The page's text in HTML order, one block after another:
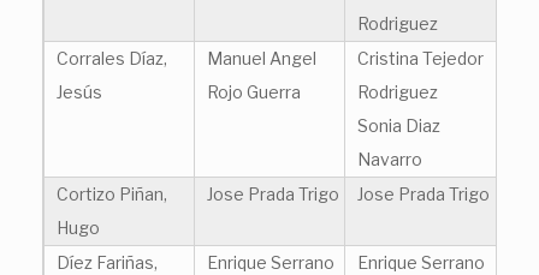
Rodriguez
Corrales Díaz,
Jesús
Manuel Angel
Rojo Guerra
Cristina Tejedor
Rodriguez
Sonia Diaz
Navarro
Cortizo Piñan,
Hugo
Jose Prada Trigo Jose Prada Trigo
Díez Fariñas,
Enrique Serrano
Enrique Serrano